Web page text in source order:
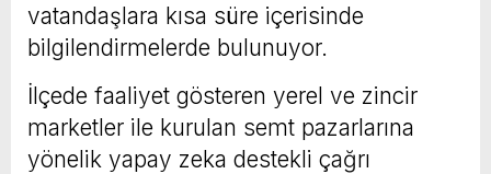
vatandaşlara kısa süre içerisinde
bilgilendirmelerde bulunuyor.
İlçede faaliyet gösteren yerel ve zincir
marketler ile kurulan semt pazarlarına
yönelik yapay zeka destekli çağrı